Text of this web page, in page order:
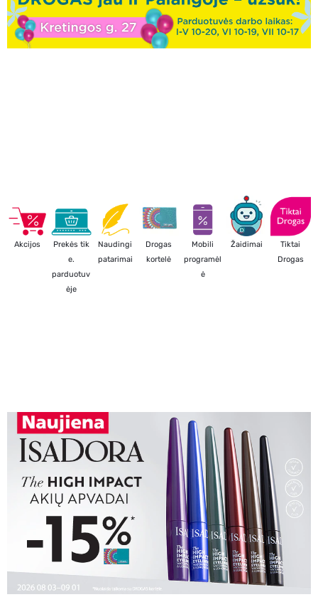
Akcijos
Prekės tik
e.
parduotuv
ėje
Naudingi
patarimai
Drogas
kortelė
Mobili
programėl
ė
Žaidimai
Tiktai
Drogas